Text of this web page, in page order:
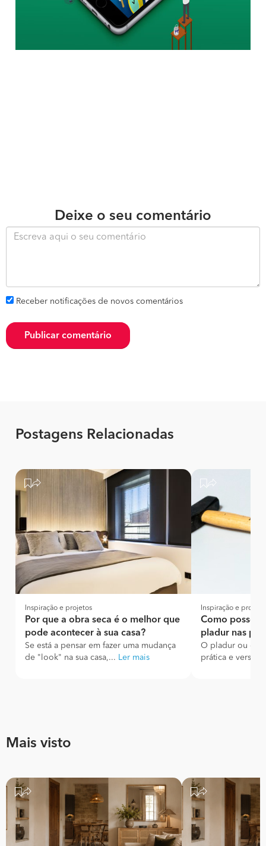
Deixe o seu comentário
Receber notificações de novos comentários
Publicar comentário
Postagens Relacionadas
Inspiração e projetos
Por que a obra seca é o melhor que
pode acontecer à sua casa?
Se está a pensar em fazer uma mudança
de "look" na sua casa,... Ler mais
Inspiração e
Como posso
pladur nas
O pladur ou
prática e
Mais visto